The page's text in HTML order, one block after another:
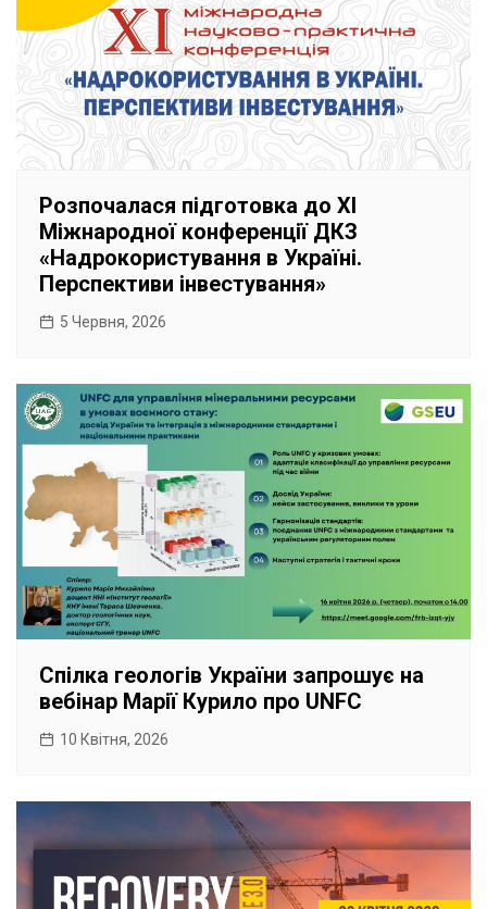
Розпочалася підготовка до XI
Міжнародної конференції ДКЗ
«Надрокористування в Україні.
Перспективи інвестування»
5 Червня, 2026
Спілка геологів України запрошує на
вебінар Марії Курило про UNFC
10 Квітня, 2026